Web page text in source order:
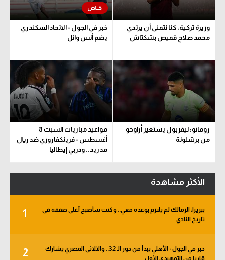
وزيرة تركية: كنا نتمنى أن يرتدي
محمد صلاح قميص بشكتاش
خبر في الجول - الاتحاد السكندري
يضم أنس وائل
رومانو: ليفربول يستعير أراوخو
من برشلونة
مواعيد مباريات السبت 8
أغسطس - فرينكفاروزي ضد ريال
مدريد.. ودربي إيطاليا
الأكثر مشاهدة
1
بيزيرا: الزمالك لم يلتزم بوعده معي.. وكنت سأصبح أغلى صفقة في
تاريخ النادي
2
خبر في الجول - الأهلي يبدأ من دور الـ 32.. والثلاثي المصري يشارك